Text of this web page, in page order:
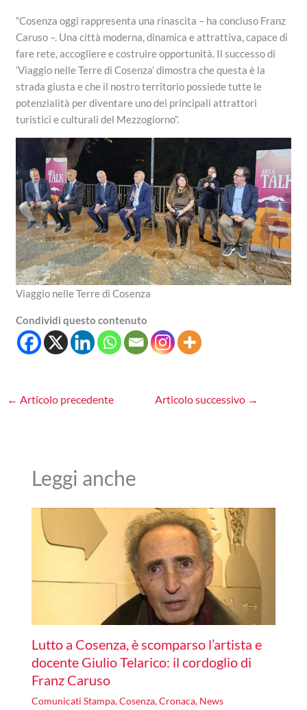
“Cosenza oggi rappresenta una rinascita – ha concluso Franz
Caruso –. Una città moderna, dinamica e attrattiva, capace di
fare rete, accogliere e costruire opportunità. Il successo di
‘Viaggio nelle Terre di Cosenza’ dimostra che questa è la
strada giusta e che il nostro territorio possiede tutte le
potenzialità per diventare uno dei principali attrattori
turistici e culturali del Mezzogiorno”.
Viaggio nelle Terre di Cosenza
Condividi questo contenuto
← Articolo precedente Articolo successivo →
Leggi anche
Lutto a Cosenza, è scomparso l’artista e
docente Giulio Telarico: il cordoglio di
Franz Caruso
Comunicati Stampa,Cosenza,Cronaca, News